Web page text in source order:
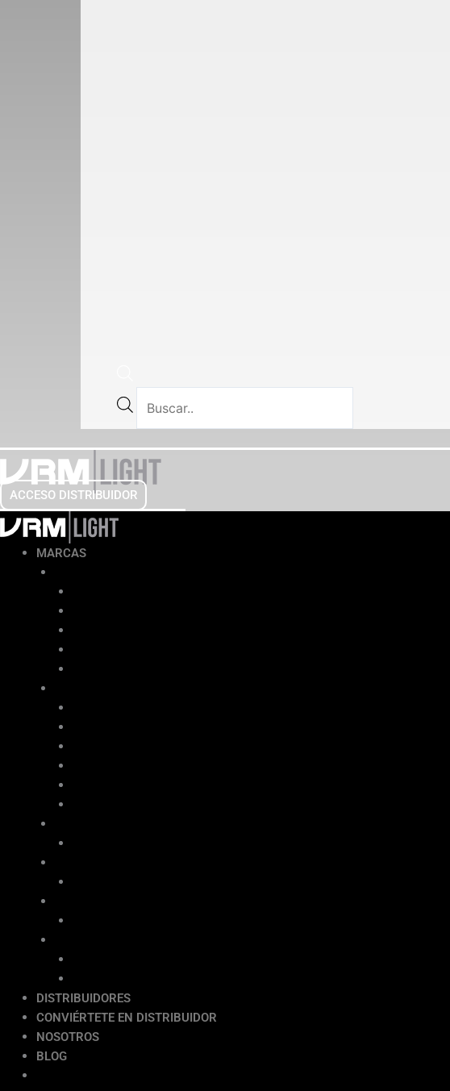
ACCESO DISTRIBUIDOR
MARCAS
DISTRIBUIDORES
CONVIÉRTETE EN DISTRIBUIDOR
NOSOTROS
BLOG